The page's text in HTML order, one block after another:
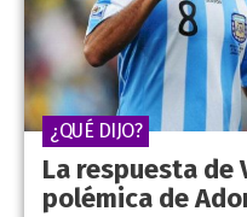
La respuesta de
polémica de
¿QUÉ DIJO?